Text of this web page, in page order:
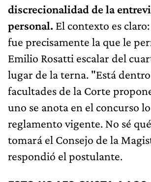
discrecionalidad de la
personal. El contexto es
fue precisamente la que le
Emilio Rosatti escalar del
lugar de la terna. "Está
facultades de la Corte
uno se anota en el concurso
reglamento vigente. No sé
tomará el Consejo de la
respondió el postulante.